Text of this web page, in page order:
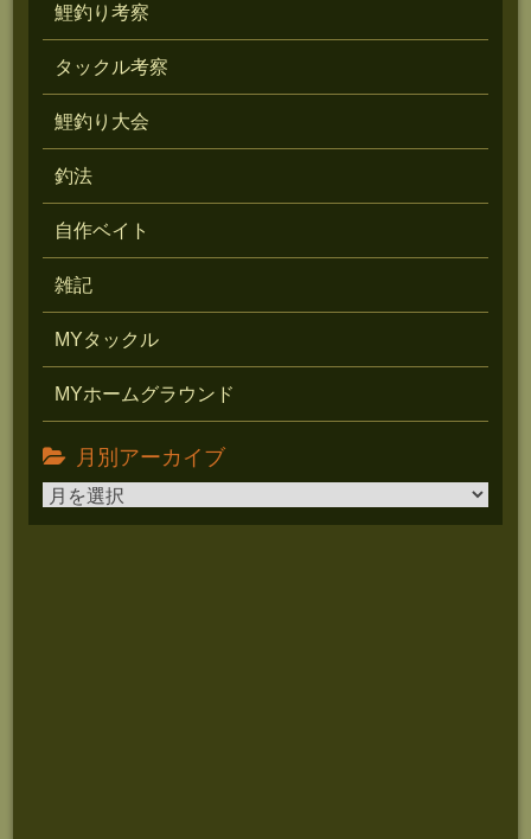
鯉釣り考察
タックル考察
鯉釣り大会
釣法
自作ベイト
雑記
MYタックル
MYホームグラウンド
月別アーカイブ